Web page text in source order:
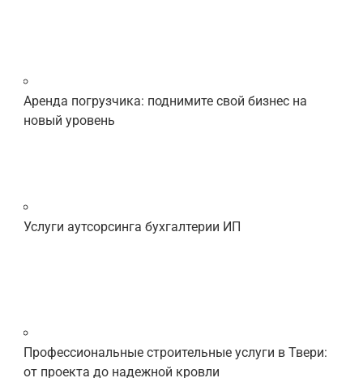
Аренда погрузчика: поднимите свой бизнес на
новый уровень
Услуги аутсорсинга бухгалтерии ИП
Профессиональные строительные услуги в Твери:
от проекта до надежной кровли